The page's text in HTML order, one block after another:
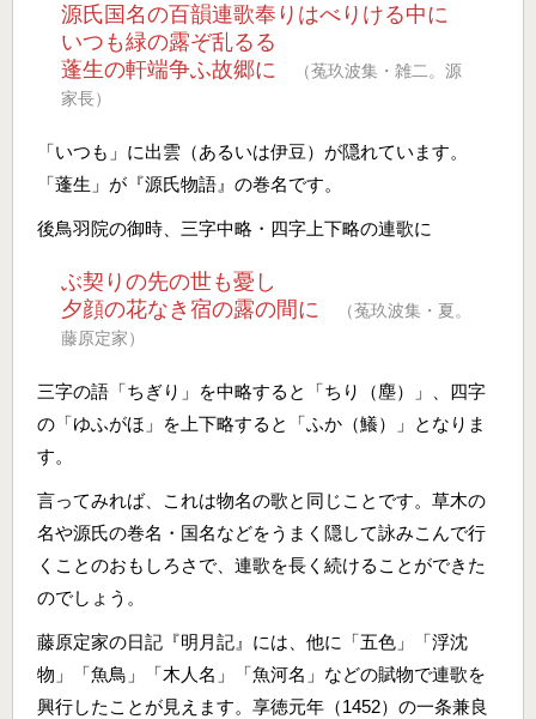
源氏国名の百韻連歌奉りはべりける中に
いつも緑の露ぞ乱るる
蓬生の軒端争ふ故郷に
（菟玖波集・雑二。源
家長）
「いつも」に出雲（あるいは伊豆）が隠れています。
「蓬生」が『源氏物語』の巻名です。
後鳥羽院の御時、三字中略・四字上下略の連歌に
ぶ契りの先の世も憂し
夕顔の花なき宿の露の間に
（菟玖波集・夏。
藤原定家）
三字の語「ちぎり」を中略すると「ちり（塵）」、四字
の「ゆふがほ」を上下略すると「ふか（鱶）」となりま
す。
言ってみれば、これは物名の歌と同じことです。草木の
名や源氏の巻名・国名などをうまく隠して詠みこんで行
くことのおもしろさで、連歌を長く続けることができた
のでしょう。
藤原定家の日記『明月記』には、他に「五色」「浮沈
物」「魚鳥」「木人名」「魚河名」などの賦物で連歌を
興行したことが見えます。享徳元年（1452）の一条兼良